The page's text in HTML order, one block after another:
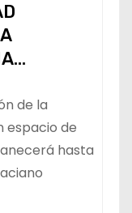
de la
espacio de
hasta